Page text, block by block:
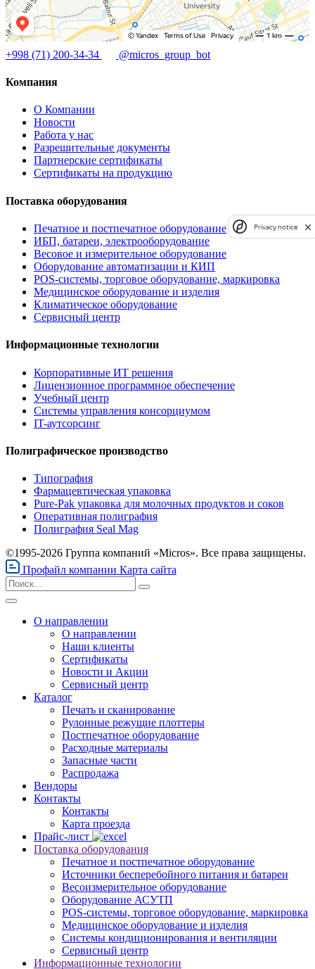
+998 (71) 200-34-34 @micros_group_bot
Компания
О Компании
Новости
Работа у нас
Разрешительные документы
Партнерские сертификаты
Сертификаты на продукцию
Поставка оборудования
Печатное и постпечатное оборудование
ИБП, батареи, электрооборудование
Весовое и измерительное оборудование
Оборудование автоматизации и КИП
POS-системы, торговое оборудование, маркировка
Медицинское оборудование и изделия
Климатическое оборудование
Сервисный центр
Информационные технологии
Корпоративные ИТ решения
Лицензионное программное обеспечение
Учебный центр
Системы управления консорциумом
IT-аутсорсинг
Полиграфическое производство
Типография
Фармацевтическая упаковка
Pure-Pak упаковка для молочных продуктов и соков
Оперативная полиграфия
Полиграфия Seal Mag
©1995-2026 Группа компаний «Micros». Все права защищены.
Профайл компании Карта сайта
О направлении
О направлении
Наши клиенты
Сертификаты
Новости и Акции
Сервисный центр
Каталог
Печать и сканирование
Рулонные режущие плоттеры
Постпечатное оборудование
Расходные материалы
Запасные части
Распродажа
Вендоры
Контакты
Контакты
Карта проезда
Прайс-лист
Поставка оборудования
Печатное и постпечатное оборудование
Источники бесперебойного питания и батареи
Весоизмерительное оборудование
Оборудование АСУТП
POS-системы, торговое оборудование, маркировка
Медицинское оборудование и изделия
Системы кондиционирования и вентиляции
Сервисный центр
Информационные технологии
Privacy notice